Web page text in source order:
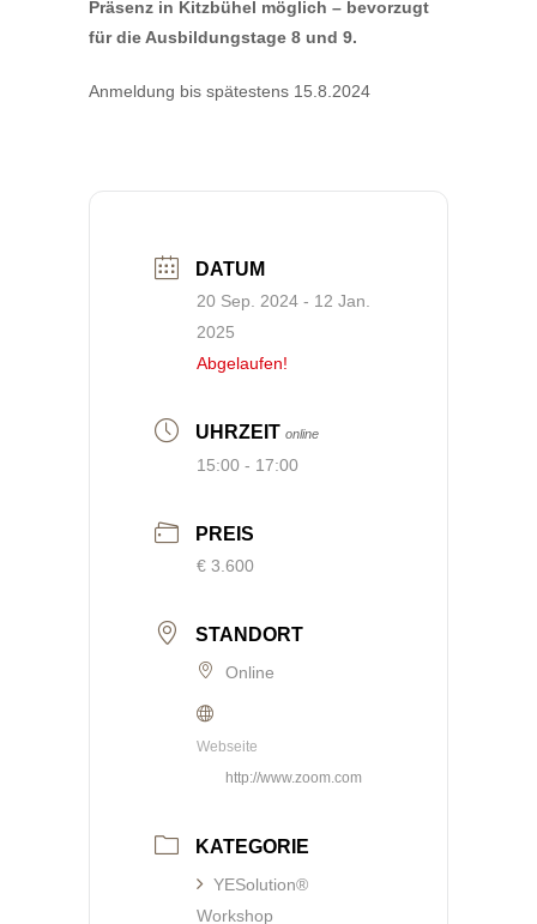
Präsenz in Kitzbühel möglich – bevorzugt
für die Ausbildungstage 8 und 9.
Anmeldung bis spätestens 15.8.2024
DATUM
20 Sep. 2024 - 12 Jan.
2025
Abgelaufen!
UHRZEIT online
15:00 - 17:00
PREIS
€ 3.600
STANDORT
Online
Webseite
http://www.zoom.com
KATEGORIE
YESolution®
Workshop